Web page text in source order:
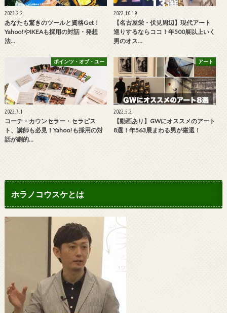
2023.2.2
あなたも驚きのツールと資格Get！
Yahoo!やIKEAも採用の対話・発想
法…
2022.10.19
【名古屋栄・伏見周辺】現代アート
巡りするならココ！年500展以上いく
男のオス…
ポインツ・オブ・ユー
2022.7.1
コーチ・カウンセラー・セラピス
ト、講師も必見！Yahoo!も採用の対
話が劇的…
アート
2022.5.2
【動画あり】GWにオススメのアート
8選！年563展まわる男が厳選！
ホラノコウスケとは